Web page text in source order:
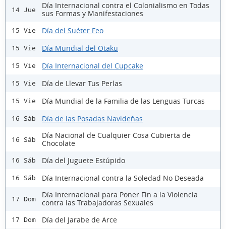
14 Jue
Día Internacional contra el Colonialismo en Todas
sus Formas y Manifestaciones
15 Vie Día del Suéter Feo
15 Vie Día Mundial del Otaku
15 Vie Día Internacional del Cupcake
15 Vie Día de Llevar Tus Perlas
15 Vie Día Mundial de la Familia de las Lenguas Turcas
16 Sáb Día de las Posadas Navideñas
16 Sáb
Día Nacional de Cualquier Cosa Cubierta de
Chocolate
16 Sáb Día del Juguete Estúpido
16 Sáb Día Internacional contra la Soledad No Deseada
17 Dom
Día Internacional para Poner Fin a la Violencia
contra las Trabajadoras Sexuales
17 Dom Día del Jarabe de Arce